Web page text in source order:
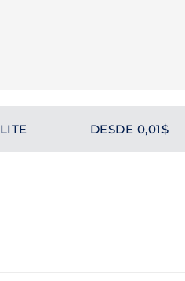
LITE DESDE 0,01$